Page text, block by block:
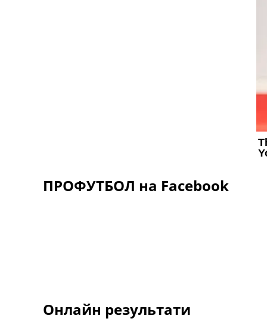
ПРОФУТБОЛ на Facebook
Онлайн результати